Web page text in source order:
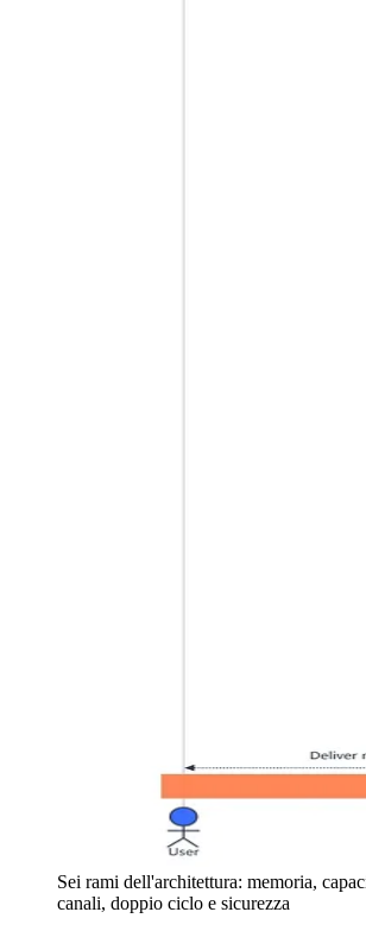
Sei rami dell'architettura: memoria,
canali, doppio ciclo e sicurezza